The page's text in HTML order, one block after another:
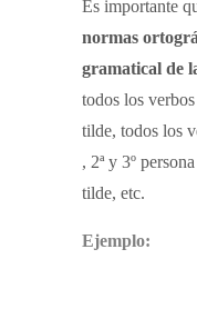
Es importante
normas
gramatical de
todos los
tilde, todos los
, 2ª y 3º
tilde, etc.
Ejemplo: